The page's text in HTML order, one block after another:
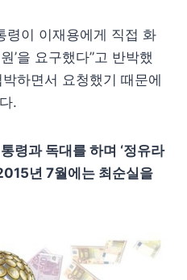
령이 이재용에게 직접 화
’을 요구했다”고 반박했
하면서 요청했기 때문에
.
령과 독대를 하며 ‘정유라
년 7월에는 최순실을